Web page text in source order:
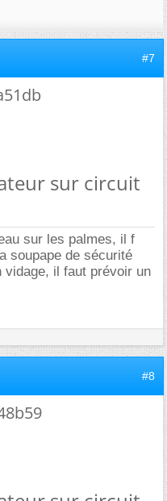
#7
sur circuit
sur les palmes, il f
soupape de sécurité
vidage, il faut prévoir un
#8